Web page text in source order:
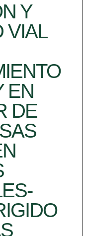
Y
VIAL
EN
DE